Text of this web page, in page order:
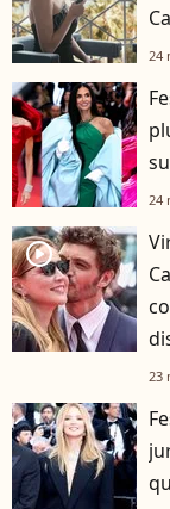
24
24
player2
23